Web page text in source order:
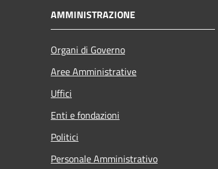
AMMINISTRAZIONE
Organi di Governo
Aree Amministrative
Uffici
Enti e fondazioni
Politici
Personale Amministrativo